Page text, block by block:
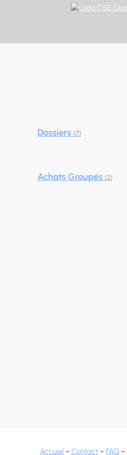
Dossiers (7)
Achats Groupés (2)
Accueil - Contact - FAQ -